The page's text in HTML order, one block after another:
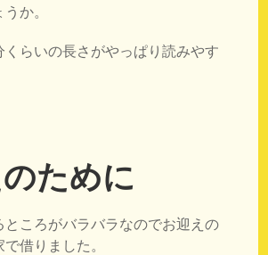
か。
くらいの長さがやっぱり読みやす
ために
ところがバラバラなのでお迎えの
借りました。